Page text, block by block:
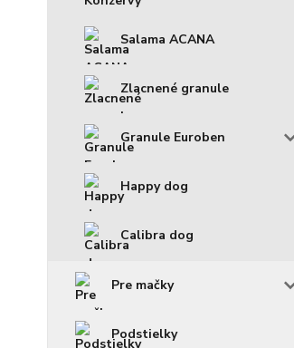
Salama ACANA
Zlacnené granule
Granule Euroben
Happy dog
Calibra dog
Pre mačky
Podstielky